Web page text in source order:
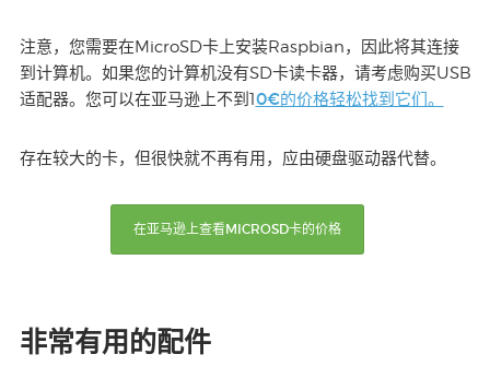
注意，您需要在MicroSD卡上安装Raspbian，因此将其连接
到计算机。如果您的计算机没有SD卡读卡器，请考虑购买USB
适配器。您可以在亚马逊上不到10€的价格轻松找到它们。
存在较大的卡，但很快就不再有用，应由硬盘驱动器代替。
在亚马逊上查看MICROSD卡的价格
非常有用的配件